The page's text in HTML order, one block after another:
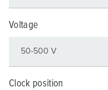
Voltage
Clock position